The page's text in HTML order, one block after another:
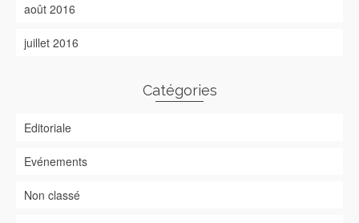
août 2016
juillet 2016
Catégories
Editoriale
Evénements
Non classé